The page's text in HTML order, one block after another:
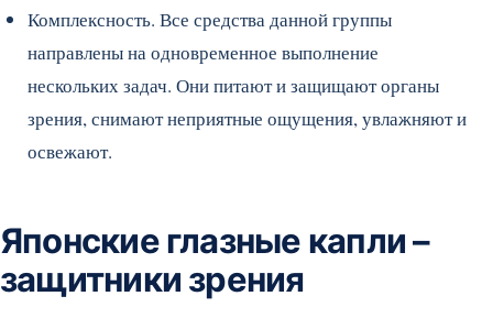
Комплексность. Все средства данной группы
направлены на одновременное выполнение
нескольких задач. Они питают и защищают органы
зрения, снимают неприятные ощущения, увлажняют и
освежают.
Японские глазные капли –
защитники зрения